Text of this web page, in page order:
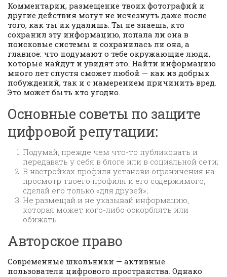
Комментарии, размещение твоих фотографий и
другие действия могут не исчезнуть даже после
того, как ты их удалишь. Ты не знаешь, кто
сохранил эту информацию, попала ли она в
поисковые системы и сохранилась ли она, а
главное: что подумают о тебе окружающие люди,
которые найдут и увидят это. Найти информацию
много лет спустя сможет любой — как из добрых
побуждений, так и с намерением причинить вред.
Это может быть кто угодно.
Основные советы по защите
цифровой репутации:
Подумай, прежде чем что-то публиковать и
передавать у себя в блоге или в социальной сети;
В настройках профиля установи ограничения на
просмотр твоего профиля и его содержимого,
сделай его только «для друзей»;
Не размещай и не указывай информацию,
которая может кого-либо оскорблять или
обижать.
Авторское право
Современные школьники — активные
пользователи цифрового пространства. Однако